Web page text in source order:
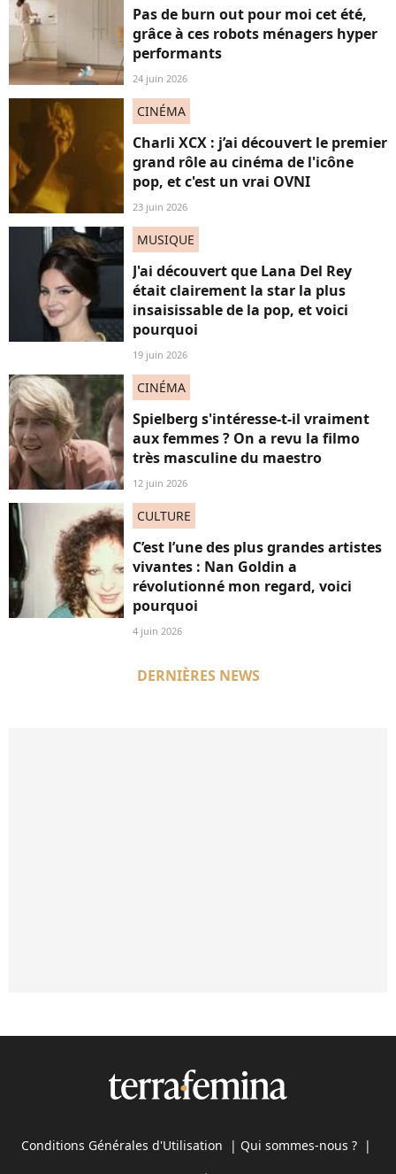
Pas de burn out pour moi cet été,
grâce à ces robots ménagers hyper
performants
24 juin 2026
CINÉMA
Charli XCX : j’ai découvert le premier
grand rôle au cinéma de l'icône
pop, et c'est un vrai OVNI
23 juin 2026
MUSIQUE
J'ai découvert que Lana Del Rey
était clairement la star la plus
insaisissable de la pop, et voici
pourquoi
19 juin 2026
CINÉMA
Spielberg s'intéresse-t-il vraiment
aux femmes ? On a revu la filmo
très masculine du maestro
12 juin 2026
CULTURE
C’est l’une des plus grandes artistes
vivantes : Nan Goldin a
révolutionné mon regard, voici
pourquoi
4 juin 2026
DERNIÈRES NEWS
Conditions Générales d'Utilisation | Qui sommes-nous ? |